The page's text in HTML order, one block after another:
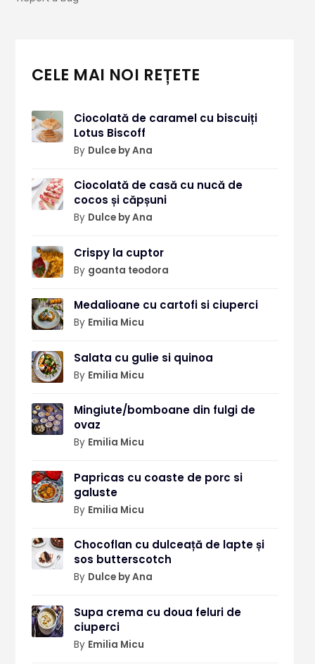
CELE MAI NOI REȚETE
Ciocolată de caramel cu biscuiți
Lotus Biscoff
By Dulce by Ana
Ciocolată de casă cu nucă de
cocos și căpșuni
By Dulce by Ana
Crispy la cuptor
By goanta teodora
Medalioane cu cartofi si ciuperci
By Emilia Micu
Salata cu gulie si quinoa
By Emilia Micu
Mingiute/bomboane din fulgi de
ovaz
By Emilia Micu
Papricas cu coaste de porc si
galuste
By Emilia Micu
Chocoflan cu dulceață de lapte și
sos butterscotch
By Dulce by Ana
Supa crema cu doua feluri de
ciuperci
By Emilia Micu